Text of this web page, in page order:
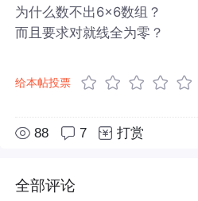
为什么数不出6×6数组？
而且要求对就线全为零？
给本帖投票
88 7 打赏
全部评论